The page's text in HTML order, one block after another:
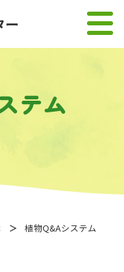
テム
植物Q&Aシステム